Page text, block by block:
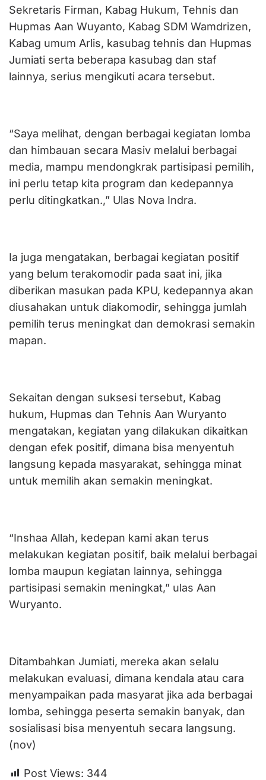
Sekretaris Firman, Kabag Hukum, Tehnis dan
Hupmas Aan Wuyanto, Kabag SDM Wamdrizen,
Kabag umum Arlis, kasubag tehnis dan Hupmas
Jumiati serta beberapa kasubag dan staf
lainnya, serius mengikuti acara tersebut.
“Saya melihat, dengan berbagai kegiatan lomba
dan himbauan secara Masiv melalui berbagai
media, mampu mendongkrak partisipasi pemilih,
ini perlu tetap kita program dan kedepannya
perlu ditingkatkan.,” Ulas Nova Indra.
Ia juga mengatakan, berbagai kegiatan positif
yang belum terakomodir pada saat ini, jika
diberikan masukan pada KPU, kedepannya akan
diusahakan untuk diakomodir, sehingga jumlah
pemilih terus meningkat dan demokrasi semakin
mapan.
Sekaitan dengan suksesi tersebut, Kabag
hukum, Hupmas dan Tehnis Aan Wuryanto
mengatakan, kegiatan yang dilakukan dikaitkan
dengan efek positif, dimana bisa menyentuh
langsung kepada masyarakat, sehingga minat
untuk memilih akan semakin meningkat.
“Inshaa Allah, kedepan kami akan terus
melakukan kegiatan positif, baik melalui berbagai
lomba maupun kegiatan lainnya, sehingga
partisipasi semakin meningkat,” ulas Aan
Wuryanto.
Ditambahkan Jumiati, mereka akan selalu
melakukan evaluasi, dimana kendala atau cara
menyampaikan pada masyarat jika ada berbagai
lomba, sehingga peserta semakin banyak, dan
sosialisasi bisa menyentuh secara langsung.
(nov)
Post Views: 344